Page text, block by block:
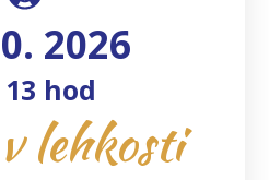
2026
13 hod
lehkosti